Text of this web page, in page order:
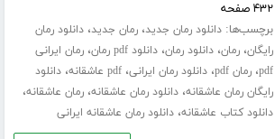
۴۳۲ صفحه
برچسب‌ها:دانلود رمان جدید،رمان جدید،دانلود رمان
رایگان،رمان،دانلود رمان،دانلود pdf رمان ،رمان ایرانی
pdf،رمان pdf ،دانلود رمان ایرانی،pdf عاشقانه ،دانلود
رایگان رمان عاشقانه،دانلود رمان عاشقانه،رمان عاشقانه،
دانلود کتاب عاشقانه،دانلود رمان عاشقانه ایرانی